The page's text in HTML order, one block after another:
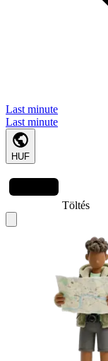
Last minute
Last minute
HUF
Töltés